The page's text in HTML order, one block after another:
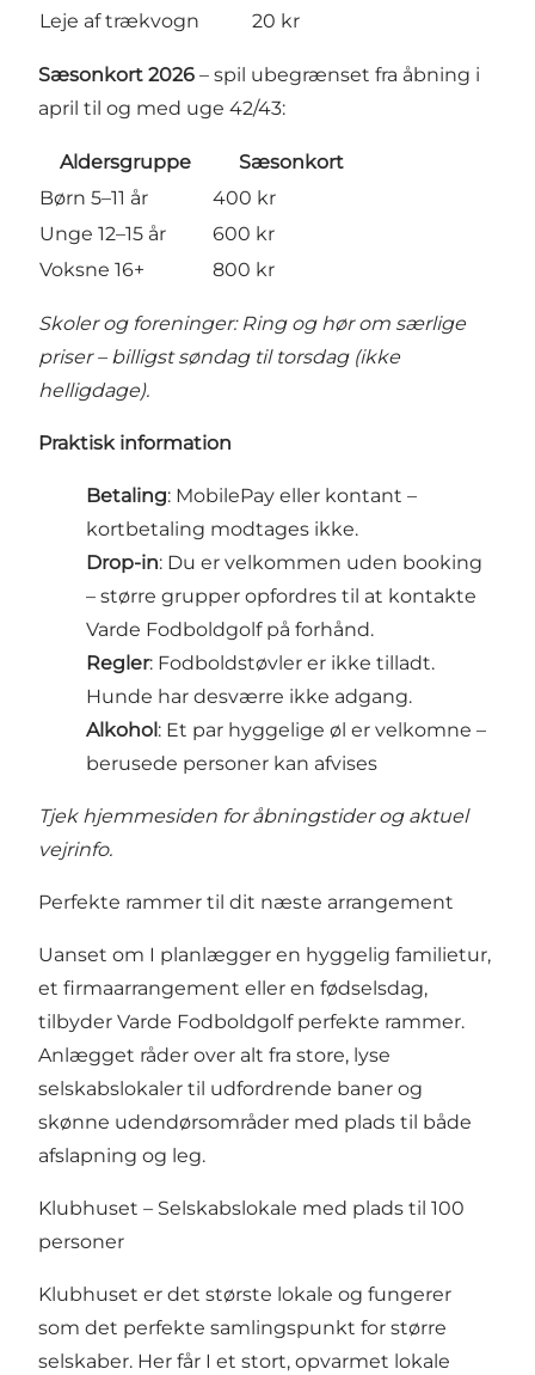
Leje af trækvogn 20 kr
Sæsonkort 2026 – spil ubegrænset fra åbning i
april til og med uge 42/43:
Aldersgruppe
Sæsonkort
Børn 5–11 år
400 kr
Unge 12–15 år
600 kr
Voksne 16+
800 kr
Skoler og foreninger: Ring og hør om særlige
priser– billigst søndag til torsdag (ikke
helligdage).
Praktisk information
Betaling: MobilePay eller kontant –
kortbetaling modtages ikke.
Drop-in: Du er velkommen uden booking
– større grupper opfordres til at kontakte
Varde Fodboldgolf på forhånd.
Regler: Fodboldstøvler er ikke tilladt.
Hunde har desværre ikke adgang.
Alkohol : Et par hyggelige øl er velkomne –
berusede personer kan afvises
Tjek hjemmesiden for åbningstider og aktuel
vejrinfo.
Perfekte rammer til dit næste arrangement
Uanset om I planlægger en hyggelig familietur,
et firmaarrangement eller en fødselsdag,
tilbyder Varde Fodboldgolf perfekte rammer.
Anlægget råder over alt fra store, lyse
selskabslokaler til udfordrende baner og
skønne udendørsområder med plads til både
afslapning og leg.
Klubhuset – Selskabslokale med plads til 100
personer
Klubhuset er det største lokale og fungerer
som det perfekte samlingspunkt for større
selskaber. Her får I et stort, opvarmet lokale